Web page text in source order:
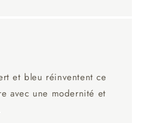
et bleu réinventent ce
avec une modernité et